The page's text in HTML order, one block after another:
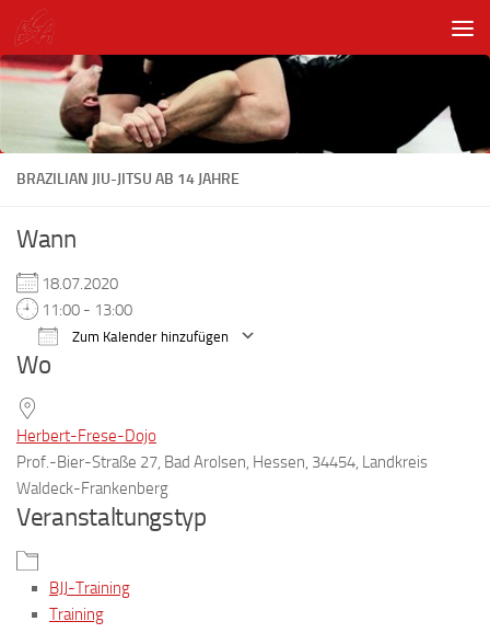
Unter dem Inhalt
BRAZILIAN JIU-JITSU AB 14 JAHRE
Wann
18.07.2020
11:00 - 13:00
Zum Kalender hinzufügen
Wo
Herbert-Frese-Dojo
Prof.-Bier-Straße 27, Bad Arolsen, Hessen, 34454, Landkreis
Waldeck-Frankenberg
Veranstaltungstyp
BJJ-Training
Training